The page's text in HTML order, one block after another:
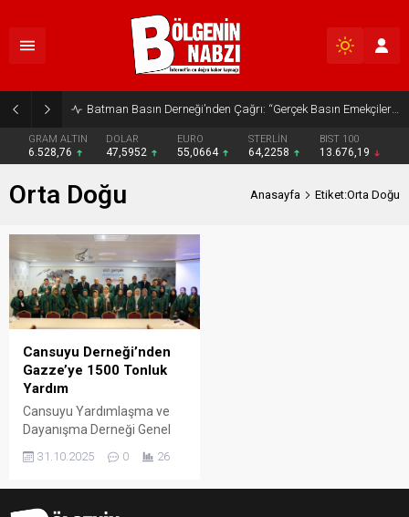
Batman Basın Derneği’nden Çağrı: “Gerçek Basın Emekçileri Desteklenmeli”
GRAM ALTIN
6.528,76
DOLAR
47,5952
EURO
55,0664
STERLİN
64,2258
BIST 100
13.676,19
Orta Doğu Anasayfa Etiket:Orta Doğu
Cansuyu Derneği’nden
Gazze’ye 1500 Tonluk
Yardım
Cansuyu Yardımlaşma ve
Dayanışma Derneği Genel
Gazze’de 7 Ekim’de
31.10.2025 0 26